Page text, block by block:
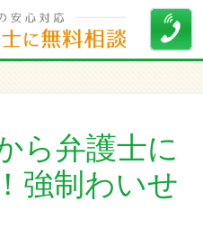
ら弁護士に
強制わいせ